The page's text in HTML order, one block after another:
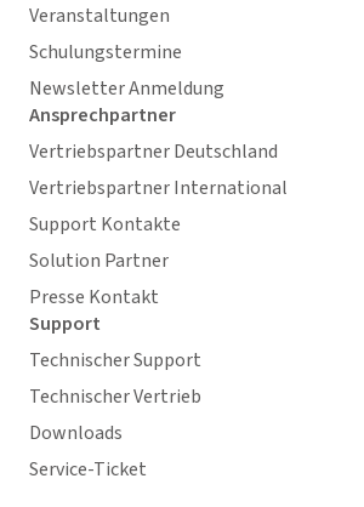
Veranstaltungen
Schulungstermine
Newsletter Anmeldung
Ansprechpartner
Vertriebspartner Deutschland
Vertriebspartner International
Support Kontakte
Solution Partner
Presse Kontakt
Support
Technischer Support
Technischer Vertrieb
Downloads
Service-Ticket